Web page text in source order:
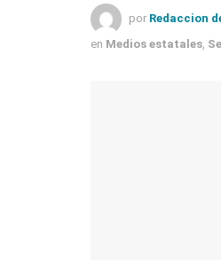
por Redaccion
en Medios estatales